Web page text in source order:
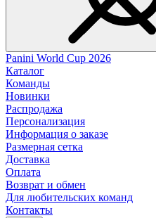
Panini World Cup 2026
Каталог
Команды
Новинки
Распродажа
Персонализация
Информация о заказе
Размерная сетка
Доставка
Оплата
Возврат и обмен
Для любительских команд
Контакты